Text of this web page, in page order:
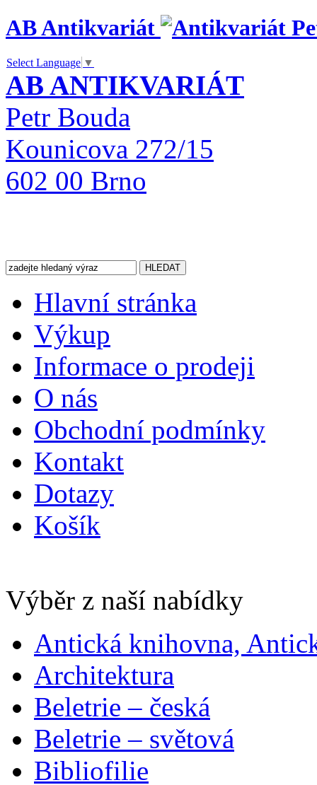
AB Antikvariát
Select Language ▼
AB ANTIKVARIÁT
Petr Bouda
Kounicova 272/15
602 00 Brno
Hlavní stránka
Výkup
Informace o prodeji
O nás
Obchodní podmínky
Kontakt
Dotazy
Košík
Výběr z naší nabídky
Antická knihovna,
Architektura
Beletrie – česká
Beletrie – světová
Bibliofilie